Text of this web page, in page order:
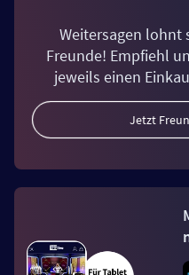
Weitersagen lohnt
Freunde! Empfiehl
jeweils einen
Jetzt